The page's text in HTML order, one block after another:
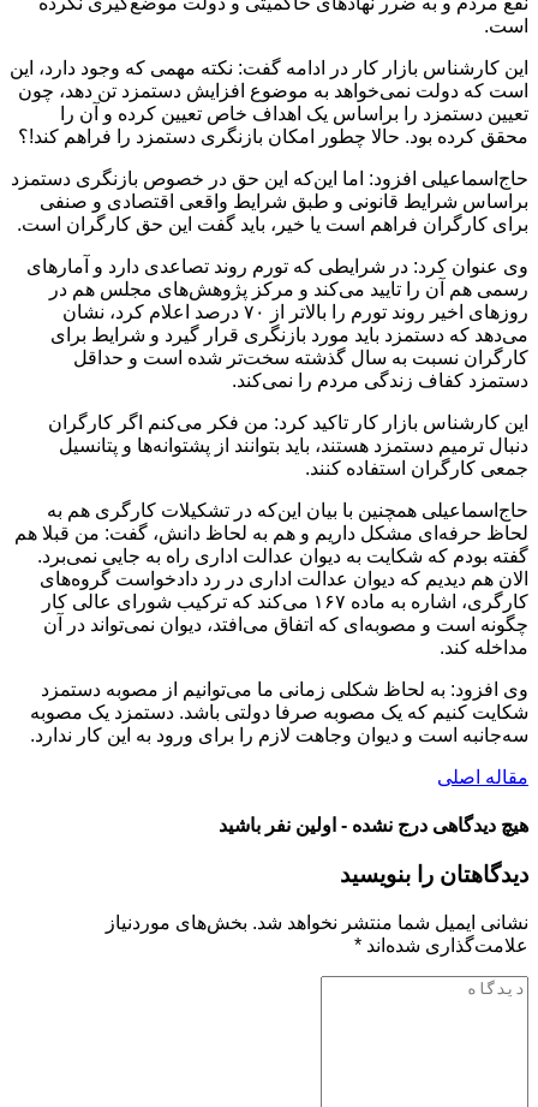
است.
این کارشناس بازار کار در ادامه گفت: نکته مهمی که وجود دارد، این
است که دولت نمی‌خواهد به موضوع افزایش دستمزد تن دهد، چون
تعیین دستمزد را براساس یک اهداف خاص تعیین کرده و آن را
محقق کرده بود. حالا چطور امکان بازنگری دستمزد را فراهم کند!؟
حاج‌اسماعیلی افزود: اما این‌که این حق در خصوص بازنگری دستمزد
براساس شرایط قانونی و طبق شرایط واقعی اقتصادی و صنفی
برای کارگران فراهم است یا خیر، باید گفت این حق کارگران است.
وی عنوان کرد: در شرایطی که تورم روند تصاعدی دارد و آمارهای
رسمی هم آن را تایید می‌کند و مرکز پژوهش‌های مجلس هم در
روزهای اخیر روند تورم را بالاتر از ۷۰ درصد اعلام کرد، نشان
می‌دهد که دستمزد باید مورد بازنگری قرار گیرد و شرایط برای
کارگران نسبت به سال گذشته سخت‌تر شده است و حداقل
دستمزد کفاف زندگی مردم را نمی‌کند.
این کارشناس بازار کار تاکید کرد: من فکر می‌کنم اگر کارگران
دنبال ترمیم دستمزد هستند، باید بتوانند از پشتوانه‌ها و پتانسیل
جمعی کارگران استفاده کنند.
حاج‌اسماعیلی همچنین با بیان این‌که در تشکیلات کارگری هم به
لحاظ حرفه‌ای مشکل داریم و هم به لحاظ دانش، گفت: من قبلا هم
گفته بودم که شکایت به دیوان عدالت اداری راه به جایی نمی‌برد.
الان هم دیدیم که دیوان عدالت اداری در رد دادخواست گروه‌های
کارگری، اشاره به ماده ۱۶۷ می‌کند که ترکیب شورای عالی کار
چگونه است و مصوبه‌ای که اتفاق می‌افتد، دیوان نمی‌تواند در آن
مداخله کند.
وی افزود: به لحاظ شکلی زمانی ما می‌توانیم از مصوبه دستمزد
شکایت کنیم که یک مصوبه صرفا دولتی باشد. دستمزد یک مصوبه
سه‌جانبه است و دیوان وجاهت لازم را برای ورود به این کار ندارد.
مقاله اصلی
هیچ دیدگاهی درج نشده - اولین نفر باشید
دیدگاهتان را بنویسید
نشانی ایمیل شما منتشر نخواهد شد. بخش‌های موردنیاز
علامت‌گذاری شده‌اند *